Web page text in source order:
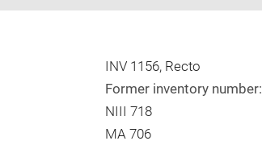
INV 1156, Recto
Former inventory number:
NIII 718
MA 706